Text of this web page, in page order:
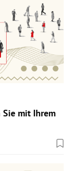
mit Ihrem